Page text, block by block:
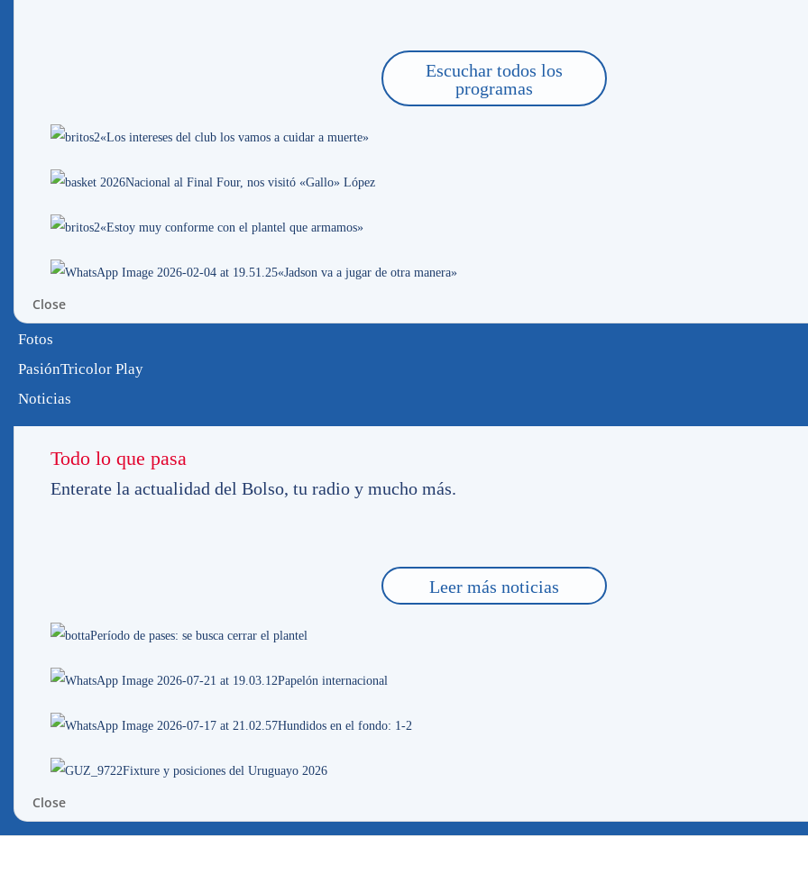
Escuchar todos los
programas
«Los intereses del club los vamos a cuidar a muerte»
Nacional al Final Four, nos visitó «Gallo» López
«Estoy muy conforme con el plantel que armamos»
«Jadson va a jugar de otra manera»
Close
Fotos
PasiónTricolor Play
Noticias
Todo lo que pasa
Enterate la actualidad del Bolso, tu radio y mucho más.
Leer más noticias
Período de pases: se busca cerrar el plantel
Papelón internacional
Hundidos en el fondo: 1-2
Fixture y posiciones del Uruguayo 2026
Close
Período de pases: se busca
cerrar el plantel
No se ganó por incapacidad: 0-0
Enviar comentario
Correo electrónico*